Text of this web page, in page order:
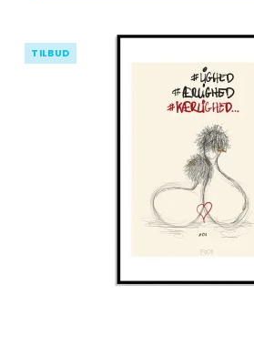
TILBUD